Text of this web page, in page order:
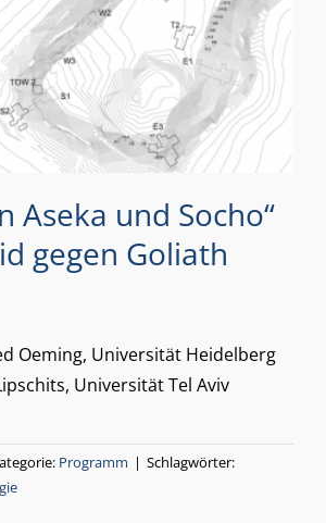
Aseka und Socho“
gegen Goliath
Oeming, Universität Heidelberg
Universität Tel Aviv
Programm | Schlagwörter: